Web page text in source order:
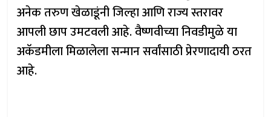
अनेक तरुण खेळाडूंनी जिल्हा आणि राज्य स्तरावर
आपली छाप उमटवली आहे. वैष्णवीच्या निवडीमुळे या
अकॅडमीला मिळालेला सन्मान सर्वांसाठी प्रेरणादायी ठरत
आहे.